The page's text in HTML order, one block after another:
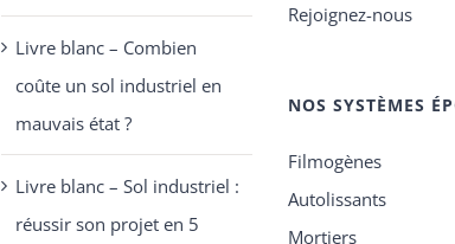
Livre blanc – Combien
coûte un sol industriel en
mauvais état ?
Livre blanc – Sol industriel :
réussir son projet en 5
Rejoignez-nous
NOS SYSTÈMES
Filmogènes
Autolissants
Mortiers